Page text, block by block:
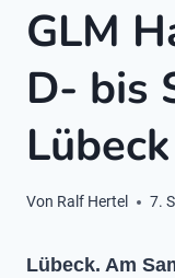
GLM
D- bis
Lübeck
Von Ralf Hertel 7.
Lübeck. Am